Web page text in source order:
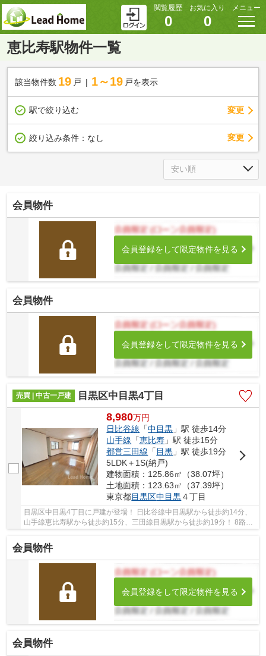
閲覧履歴
0
お気に入り
0
メニュー
恵比寿駅物件一覧
該当物件数 19 戸 1～19 戸を表示
駅で絞り込む 変更
絞り込み条件： なし 変更
会員物件
会員登録をして限定物件を見る
会員物件
会員登録をして限定物件を見る
売買 | 中古一戸建 目黒区中目黒4丁目
8,980万円
日比谷線 「中目黒 」駅 徒歩14分
山手線 「恵比寿 」駅 徒歩15分
都営三田線 「 目黒 」駅 徒歩19分
5LDK＋1S(納戸)
建物面積：125.86㎡（38.07坪）
土地面積：123.63㎡（37.39坪）
東京都目黒区中目黒４丁目
目黒区中目黒4丁目に戸建が登場！ 日比谷線中目黒駅から徒歩約14分、
山手線恵比寿駅から徒歩約15分、三田線目黒駅から徒歩約19分！ 8路線
会員物件
会員登録をして限定物件を見る
会員物件